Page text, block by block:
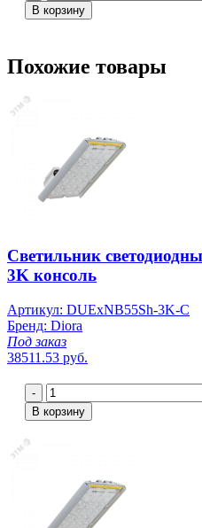
В корзину
Похожие товары
Светильник
3K консоль
Артикул: DUExNB55Sh-3K-C
Бренд: Diora
Под заказ
38511.53 руб.
-
В корзину